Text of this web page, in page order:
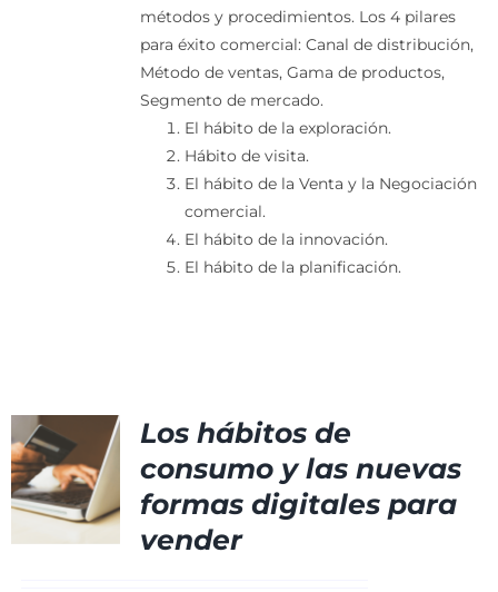
métodos y procedimientos. Los 4 pilares
para éxito comercial: Canal de distribución,
Método de ventas, Gama de productos,
Segmento de mercado.
El hábito de la exploración.
Hábito de visita.
El hábito de la Venta y la Negociación
comercial.
El hábito de la innovación.
El hábito de la planificación.
Los hábitos de
consumo y las nuevas
formas digitales para
vender